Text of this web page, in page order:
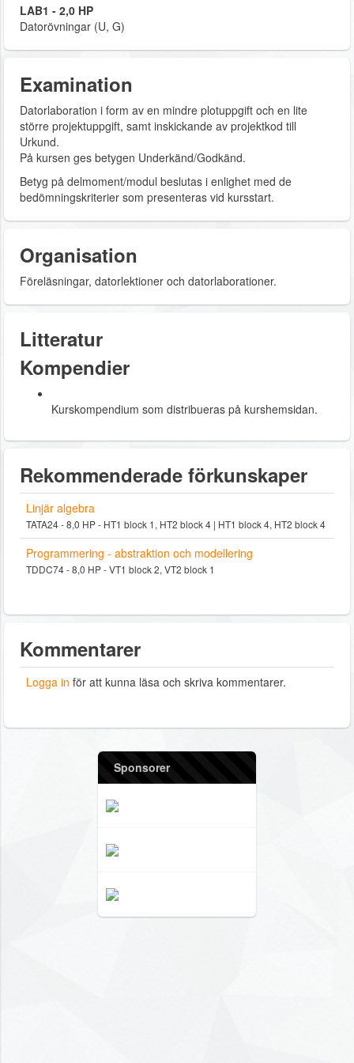
LAB1 - 2,0 HP
Datorövningar (U, G)
Examination
Datorlaboration i form av en mindre plotuppgift och en lite
större projektuppgift, samt inskickande av projektkod till
Urkund.
På kursen ges betygen Underkänd/Godkänd.
Betyg på delmoment/modul beslutas i enlighet med de
bedömningskriterier som presenteras vid kursstart.
Organisation
Föreläsningar, datorlektioner och datorlaborationer.
Litteratur
Kompendier
Kurskompendium som distribueras på kurshemsidan.
Rekommenderade förkunskaper
Linjär algebra
TATA24 - 8,0 HP - HT1 block 1, HT2 block 4 | HT1 block 4, HT2 block 4
Programmering - abstraktion och modellering
TDDC74 - 8,0 HP - VT1 block 2, VT2 block 1
Kommentarer
Logga in för att kunna läsa och skriva kommentarer.
Sponsorer